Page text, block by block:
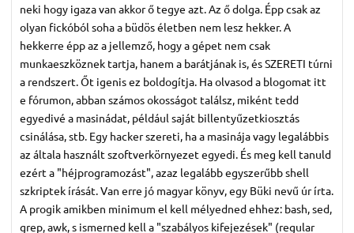
neki hogy igaza van akkor ő tegye azt. Az ő dolga. Épp csak az
olyan fickóból soha a büdös életben nem lesz hekker. A
hekkerre épp az a jellemző, hogy a gépet nem csak
munkaeszköznek tartja, hanem a barátjának is, és SZERETI túrni
a rendszert. Őt igenis ez boldogítja. Ha olvasod a blogomat itt
e fórumon, abban számos okosságot találsz, miként tedd
egyedivé a masinádat, például saját billentyűzetkiosztás
csinálása, stb. Egy hacker szereti, ha a masinája vagy legalábbis
az általa használt szoftverkörnyezet egyedi. És meg kell tanuld
ezért a "héjprogramozást", azaz legalább egyszerűbb shell
szkriptek írását. Van erre jó magyar könyv, egy Büki nevű úr írta.
A progik amikben minimum el kell mélyedned ehhez: bash, sed,
grep, awk, s ismerned kell a "szabályos kifejezések" (regular